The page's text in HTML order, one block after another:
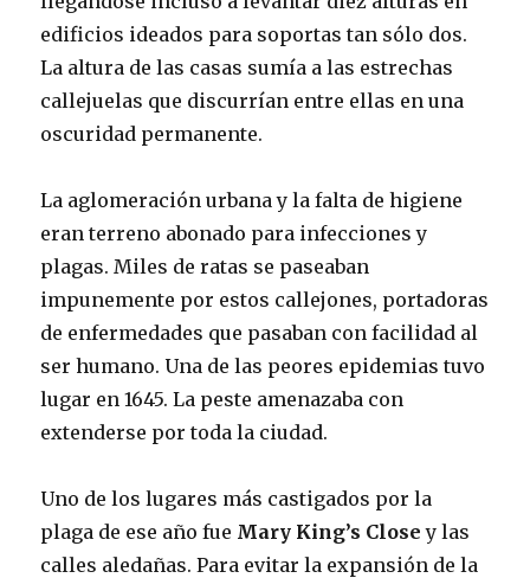
edificios ideados para soportas tan sólo dos.
La altura de las casas sumía a las estrechas
callejuelas que discurrían entre ellas en una
oscuridad permanente.
La aglomeración urbana y la falta de higiene
eran terreno abonado para infecciones y
plagas. Miles de ratas se paseaban
impunemente por estos callejones, portadoras
de enfermedades que pasaban con facilidad al
ser humano. Una de las peores epidemias tuvo
lugar en 1645. La peste amenazaba con
extenderse por toda la ciudad.
Uno de los lugares más castigados por la
plaga de ese año fue Mary King’s Closey las
calles aledañas. Para evitar la expansión de la